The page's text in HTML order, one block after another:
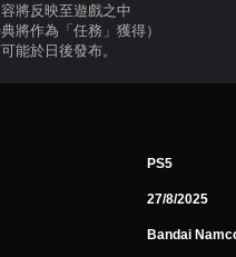
將反映至遊戲之中
典將作為「任務」獲得）
能於日後發布。
PS5
27/8/2025
Bandai